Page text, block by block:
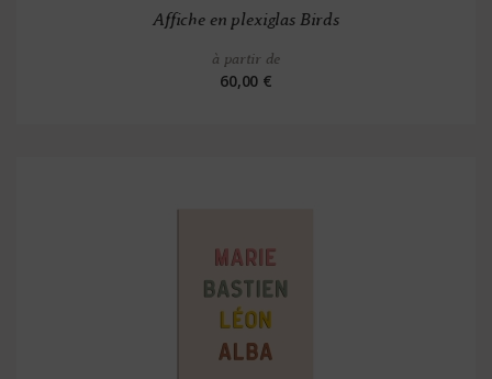
Affiche en plexiglas Birds
à partir de
60,00 €